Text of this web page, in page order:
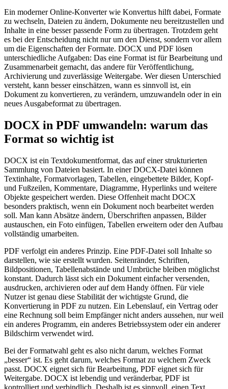
Ein moderner Online-Konverter wie Konvertus hilft dabei, Formate
zu wechseln, Dateien zu ändern, Dokumente neu bereitzustellen und
Inhalte in eine besser passende Form zu übertragen. Trotzdem geht
es bei der Entscheidung nicht nur um den Dienst, sondern vor allem
um die Eigenschaften der Formate. DOCX und PDF lösen
unterschiedliche Aufgaben: Das eine Format ist für Bearbeitung und
Zusammenarbeit gemacht, das andere für Veröffentlichung,
Archivierung und zuverlässige Weitergabe. Wer diesen Unterschied
versteht, kann besser einschätzen, wann es sinnvoll ist, ein
Dokument zu konvertieren, zu verändern, umzuwandeln oder in ein
neues Ausgabeformat zu übertragen.
DOCX in PDF umwandeln: warum das
Format so wichtig ist
DOCX ist ein Textdokumentformat, das auf einer strukturierten
Sammlung von Dateien basiert. In einer DOCX-Datei können
Textinhalte, Formatvorlagen, Tabellen, eingebettete Bilder, Kopf-
und Fußzeilen, Kommentare, Diagramme, Hyperlinks und weitere
Objekte gespeichert werden. Diese Offenheit macht DOCX
besonders praktisch, wenn ein Dokument noch bearbeitet werden
soll. Man kann Absätze ändern, Überschriften anpassen, Bilder
austauschen, ein Foto einfügen, Tabellen erweitern oder den Aufbau
vollständig umarbeiten.
PDF verfolgt ein anderes Prinzip. Eine PDF-Datei soll Inhalte so
darstellen, wie sie erstellt wurden. Seitenränder, Schriften,
Bildpositionen, Tabellenabstände und Umbrüche bleiben möglichst
konstant. Dadurch lässt sich ein Dokument einfacher versenden,
ausdrucken, archivieren oder auf dem Handy öffnen. Für viele
Nutzer ist genau diese Stabilität der wichtigste Grund, die
Konvertierung in PDF zu nutzen. Ein Lebenslauf, ein Vertrag oder
eine Rechnung soll beim Empfänger nicht anders aussehen, nur weil
ein anderes Programm, ein anderes Betriebssystem oder ein anderer
Bildschirm verwendet wird.
Bei der Formatwahl geht es also nicht darum, welches Format
„besser“ ist. Es geht darum, welches Format zu welchem Zweck
passt. DOCX eignet sich für Bearbeitung, PDF eignet sich für
Weitergabe. DOCX ist lebendig und veränderbar, PDF ist
kontrolliert und verbindlich. Deshalb ist es sinnvoll, einen Text